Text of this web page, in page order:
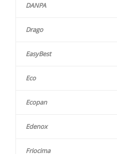
DANPA
Drago
EasyBest
Eco
Ecopan
Edenox
Friocima